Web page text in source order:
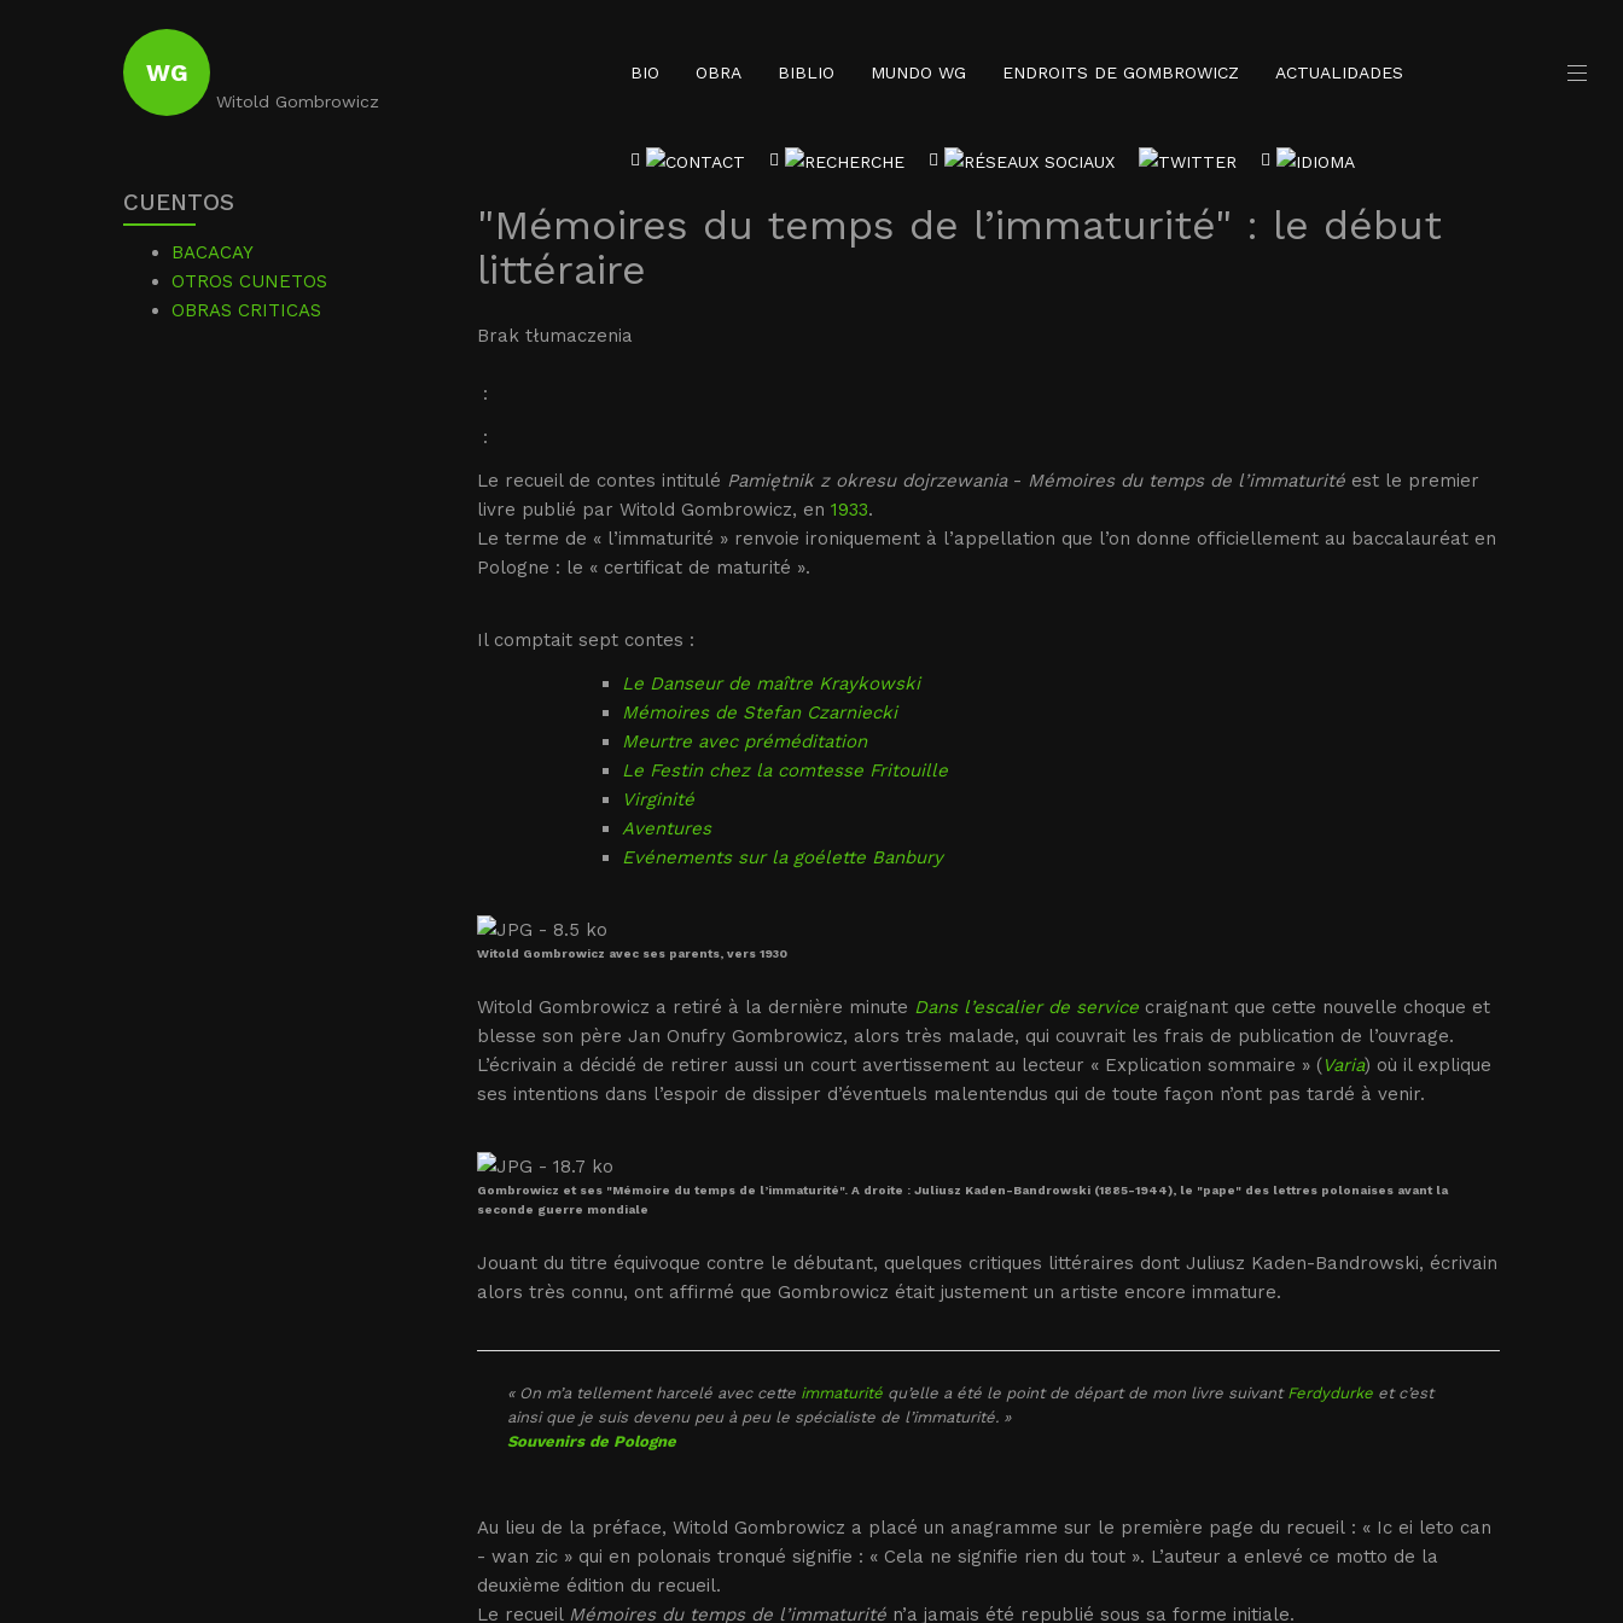
WG
Witold Gombrowicz
BIO OBRA BIBLIO MUNDO WG ENDROITS DE GOMBROWICZ ACTUALIDADES
"Mémoires du temps de l’immaturité" : le début
littéraire
Brak tłumaczenia
:
:
Le recueil de contes intitulé Pamiętnik z okresu dojrzewania- Mémoires du temps de l’immaturitéest le premier
livre publié par Witold Gombrowicz, en 1933.
Le terme de « l’immaturité » renvoie ironiquement à l’appellation que l’on donne officiellement au baccalauréat en
Pologne : le « certificat de maturité ».
Il comptait sept contes :
Le Danseur de maître Kraykowski
Mémoires de Stefan Czarniecki
Meurtre avec préméditation
Le Festin chez la comtesse Fritouille
Virginité
Aventures
Evénements sur la goélette Banbury
Witold Gombrowicz avec ses parents, vers 1930
Witold Gombrowicz a retiré à la dernière minute Dans l’escalier de servicecraignant que cette nouvelle choque et
blesse son père Jan Onufry Gombrowicz, alors très malade, qui couvrait les frais de publication de l’ouvrage.
L’écrivain a décidé de retirer aussi un court avertissement au lecteur « Explication sommaire » (Varia) où il explique
ses intentions dans l’espoir de dissiper d’éventuels malentendus qui de toute façon n’ont pas tardé à venir.
Gombrowicz et ses "Mémoire du temps de l’immaturité". A droite : Juliusz Kaden-Bandrowski (1885-1944), le "pape" des lettres polonaises avant la
seconde guerre mondiale
Jouant du titre équivoque contre le débutant, quelques critiques littéraires dont Juliusz Kaden-Bandrowski, écrivain
alors très connu, ont affirmé que Gombrowicz était justement un artiste encore immature.
« On m’a tellement harcelé avec cette immaturitéqu’elle a été le point de départ de mon livre suivant Ferdydurkeet c’est
ainsi que je suis devenu peu à peu le spécialiste de l’immaturité. »
Souvenirs de Pologne
Au lieu de la préface, Witold Gombrowicz a placé un anagramme sur le première page du recueil : « Ic ei leto can
- wan zic » qui en polonais tronqué signifie : « Cela ne signifie rien du tout ». L’auteur a enlevé ce motto de la
deuxième édition du recueil.
Le recueil Mémoires du temps de l’immaturitén’a jamais été republié sous sa forme initiale.
CUENTOS
BACACAY
OTROS CUNETOS
OBRAS CRITICAS